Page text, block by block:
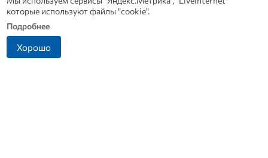
которые используют файлы "cookie".
Подробнее
Хорошо